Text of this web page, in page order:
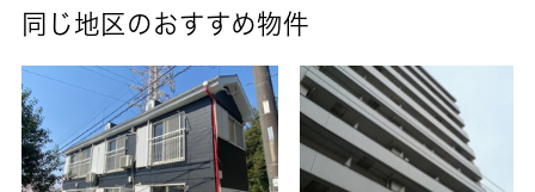
同じ地区のおすすめ物件